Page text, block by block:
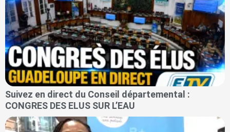
Suivez en direct du Conseil départemental :
CONGRES DES ELUS SUR L’EAU